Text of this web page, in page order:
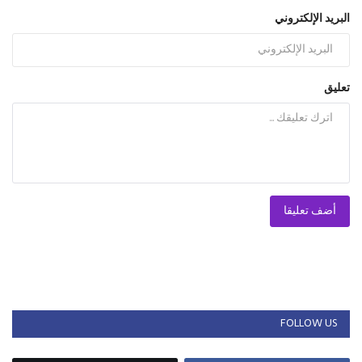
البريد الإلكتروني
تعليق
أضف تعليقا
FOLLOW US